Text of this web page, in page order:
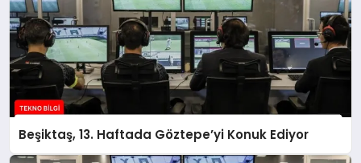
Beşiktaş, 13. Haftada Göztepe’yi Konuk Ediyor